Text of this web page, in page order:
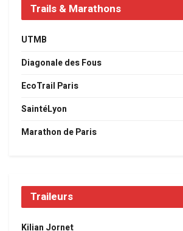
Trails & Marathons
UTMB
Diagonale des Fous
EcoTrail Paris
SaintéLyon
Marathon de Paris
Traileurs
Kilian Jornet